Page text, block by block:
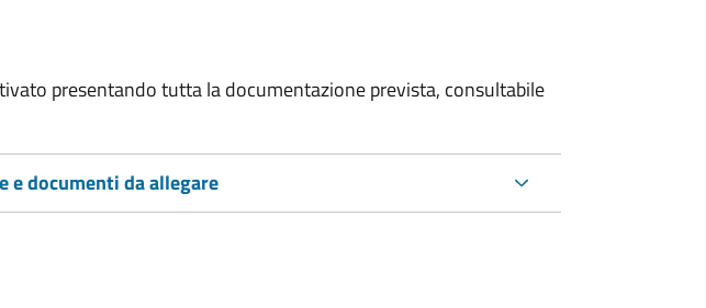
presentando tutta la documentazione prevista, consultabile
e documenti da allegare